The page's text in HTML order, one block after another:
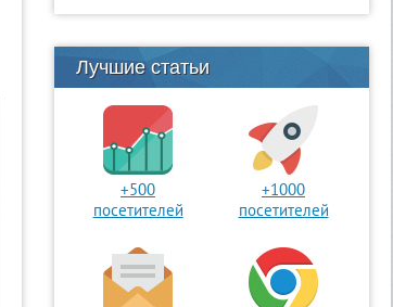
Лучшие статьи
+500
посетителей
+1000
посетителей